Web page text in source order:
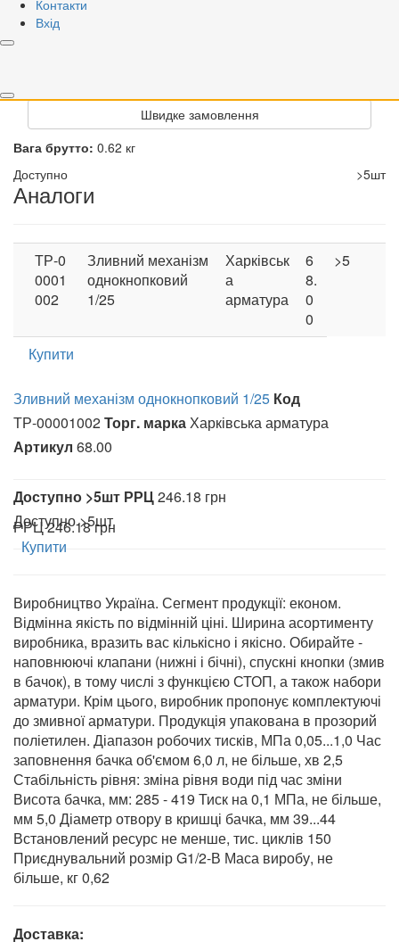
Контакти
Вхід
Харківська арматура
Варіант
Швидке замовлення
Вага брутто: 0.62 кг
Доступно
>5шт
Аналоги
ТР-0
0001
002
Зливний механізм
однокнопковий
1/25
Харківськ
а
арматура
6
8.
0
0
>5
Купити
Зливний механізм однокнопковий 1/25 Код
ТР-00001002Торг. маркаХарківська арматура
Артикул 68.00
Доступно >5шт РРЦ246.18 грн
Доступно>5шт
РРЦ246.18 грн
Купити
Виробництво Україна. Сегмент продукції: економ.
Відмінна якість по відмінній ціні. Ширина асортименту
виробника, вразить вас кількісно і якісно. Обирайте -
наповнюючі клапани (нижні і бічні), спускні кнопки (змив
в бачок), в тому числі з функцією СТОП, а також набори
арматури. Крім цього, виробник пропонує комплектуючі
до змивної арматури. Продукція упакована в прозорий
поліетилен. Діапазон робочих тисків, МПа 0,05...1,0 Час
заповнення бачка об'ємом 6,0 л, не більше, хв 2,5
Стабільність рівня: зміна рівня води під час зміни
Висота бачка, мм: 285 - 419 Тиск на 0,1 МПа, не більше,
мм 5,0 Діаметр отвору в кришці бачка, мм 39...44
Встановлений ресурс не менше, тис. циклів 150
Приєднувальний розмір G1/2-В Маса виробу, не
більше, кг 0,62
Доставка: